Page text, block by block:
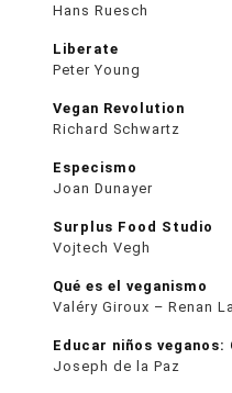
Hans Ruesch
Liberate
Peter Young
Vegan Revolution
Richard Schwartz
Especismo
Joan Dunayer
Surplus Food Studio
Vojtech Vegh
Qué es el veganismo
Valéry Giroux – Renan
Educar niños veganos:
Joseph de la Paz